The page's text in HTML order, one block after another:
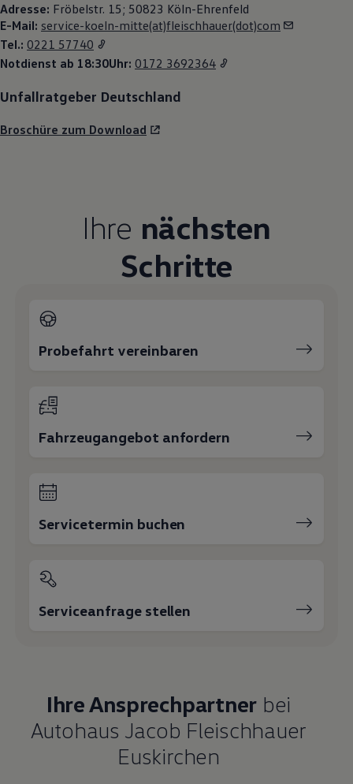
Adresse: Fröbelstr. 15; 50823 Köln-Ehrenfeld
E-Mail: service-koeln-mitte(at)fleischhauer(dot)com
Tel.: 0221 57740
Notdienst ab 18:30Uhr: 0172 3692364
Unfallratgeber Deutschland
Broschüre zum Download
Ihre nächsten
Schritte
Probefahrt vereinbaren
Fahrzeugangebot anfordern
Servicetermin buchen
Serviceanfrage stellen
Ihre Ansprechpartner bei
Autohaus Jacob Fleischhauer
Euskirchen